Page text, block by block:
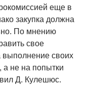
еще в
закупка должна
По мнению
свое
своих
а не на попытки
Д. Кулешюс.